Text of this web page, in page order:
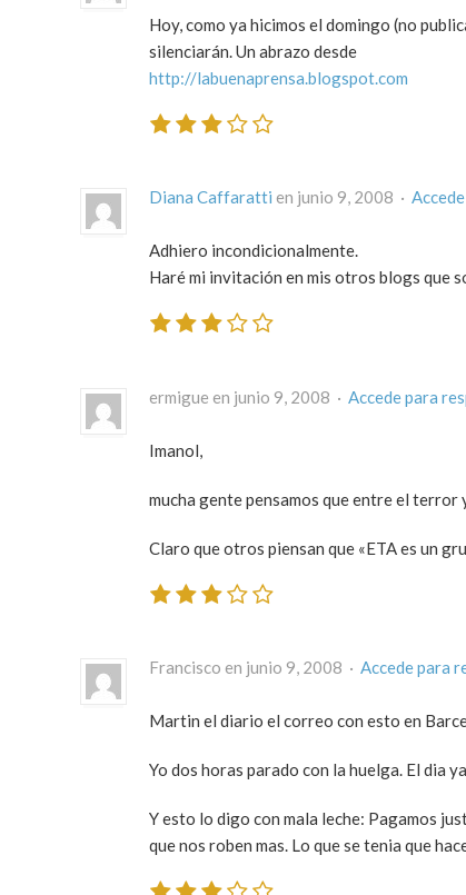
Hoy, como ya hicimos el domingo (no
silenciarán. Un abrazo desde
http://labuenaprensa.blogspot.com
Diana Caffaratti en junio 9, 2008 ·
Adhiero incondicionalmente.
Haré mi invitación en mis otros blogs que
ermigue en junio 9, 2008 · Accede para
Imanol,
mucha gente pensamos que entre el terror
Claro que otros piensan que «ETA es un
Francisco en junio 9, 2008 · Accede para
Martin el diario el correo con esto en
Yo dos horas parado con la huelga. El dia
Y esto lo digo con mala leche: Pagamos
que nos roben mas. Lo que se tenia que